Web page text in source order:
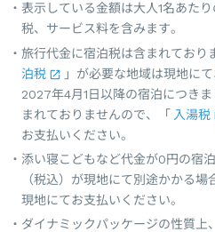
表示している金額は大人1名あた
税、サービス料を含みます。
旅行代金に宿泊税は含まれており
泊税
」が必要な地域は現地に
2027年4月1日以降の宿泊につき
まれておりませんので、「 入湯税
お支払いください。
添い寝こどもなど代金が0円の宿
（税込）が現地にて別途かかる
現地にてお支払いください。
ダイナミックパッケージの性質上